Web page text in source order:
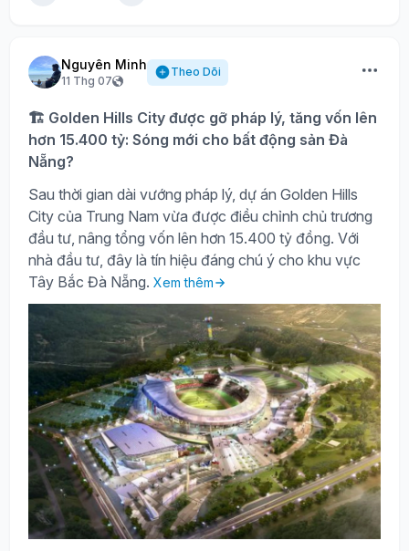
Nguyên Minh
11 Thg 07
Theo Dõi
🏗️ Golden Hills City được gỡ pháp lý, tăng vốn lên
hơn 15.400 tỷ: Sóng mới cho bất động sản Đà
Nẵng?
Sau thời gian dài vướng pháp lý, dự án Golden Hills
City của Trung Nam vừa được điều chỉnh chủ trương
đầu tư, nâng tổng vốn lên hơn 15.400 tỷ đồng. Với
nhà đầu tư, đây là tín hiệu đáng chú ý cho khu vực
Tây Bắc Đà Nẵng. Xem thêm